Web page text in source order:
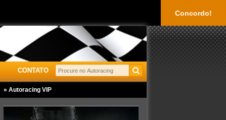
Concordo!
CONTATO
» Autoracing VIP